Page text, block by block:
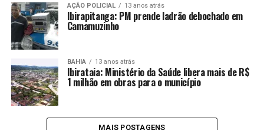
AÇÃO POLICIAL 13 anos atrás
Ibirapitanga: PM prende ladrão debochado em
Camamuzinho
BAHIA 13 anos atrás
Ibirataia: Ministério da Saúde libera mais de R$
1 milhão em obras para o município
MAIS POSTAGENS